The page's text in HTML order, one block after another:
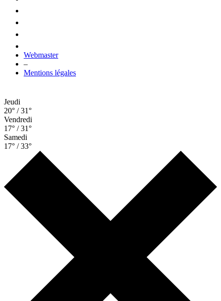
Webmaster
–
Mentions légales
Jeudi
20° / 31°
Vendredi
17° / 31°
Samedi
17° / 33°